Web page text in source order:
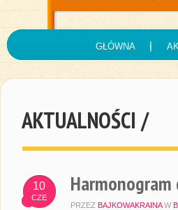
GŁÓWNA
AKTUALNOŚCI /
10
CZE
Harmonogram
PRZEZ BAJKOWAKRAINA W